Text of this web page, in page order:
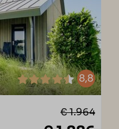
8,8
€ 1.964